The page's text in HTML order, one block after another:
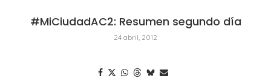
#MiCiudadAC2: Resumen segundo día
24 abril, 2012